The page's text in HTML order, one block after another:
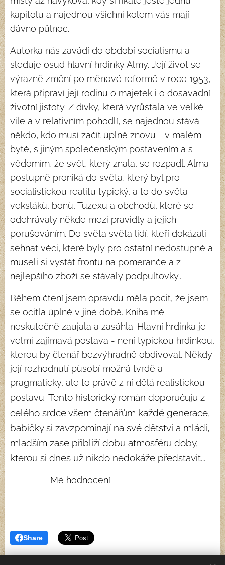
kapitolu a najednou všichni kolem vás mají
dávno půlnoc.
Autorka nás zavádí do období socialismu a
sleduje osud hlavní hrdinky Almy. Její život se
výrazně změní po měnové reformě v roce 1953,
která připraví její rodinu o majetek i o dosavadní
životní jistoty. Z dívky, která vyrůstala ve velké
vile a v relativním pohodlí, se najednou stává
někdo, kdo musí začít úplně znovu - v malém
bytě, s jiným společenským postavením a s
vědomím, že svět, který znala, se rozpadl. Alma
postupně proniká do světa, který byl pro
socialistickou realitu typický, a to do světa
veksláků, bonů, Tuzexu a obchodů, které se
odehrávaly někde mezi pravidly a jejich
porušováním. Do světa světa lidí, kteří dokázali
sehnat věci, které byly pro ostatní nedostupné a
museli si vystát frontu na pomeranče a z
nejlepšího zboží se stávaly podpultovky...
Během čtení jsem opravdu měla pocit, že jsem
se ocitla úplně v jiné době. Kniha mě
neskutečně zaujala a zasáhla. Hlavní hrdinka je
velmi zajímavá postava - není typickou hrdinkou,
kterou by čtenář bezvýhradně obdivoval. Někdy
její rozhodnutí působí možná tvrdě a
pragmaticky, ale to právě z ní dělá realistickou
postavu. Tento historický román doporučuju z
celého srdce všem čtenářům každé generace,
babičky si zavzpomínají na své dětství a mládí,
mladším zase přiblíží dobu atmosféru doby,
kterou si dnes už nikdo nedokáže představit...
Mé hodnocení: ⭐⭐⭐⭐⭐
Share